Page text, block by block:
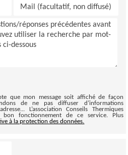
que mon message soit affiché de façon
de ne pas diffuser d’informations
L’association Conseils Thermiques
fonctionnement de ce service. Plus
à la protection des données.